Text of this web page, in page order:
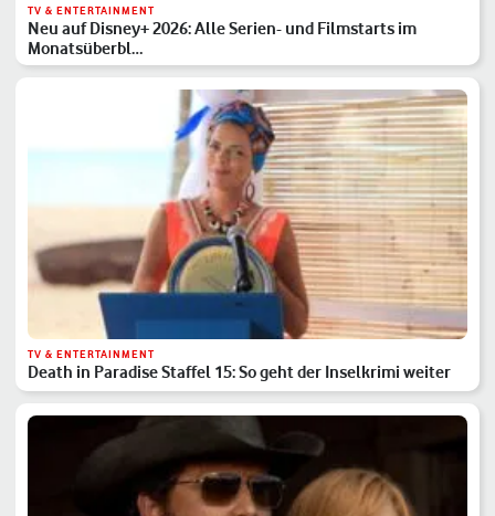
TV & ENTERTAINMENT
Neu auf Disney+ 2026: Alle Serien- und Filmstarts im
Monatsüberbl…
TV & ENTERTAINMENT
Death in Paradise Staffel 15: So geht der Inselkrimi weiter